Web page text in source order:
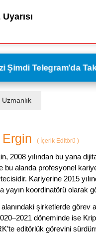
Şimdi Telegram'da
( İçerik Editörü )
2008 yılından bu yana
bu alanda profesyonel
Kariyerine 2015
yayın koordinatörü olarak
şirketlerde
döneminde ise
editörlük görevini